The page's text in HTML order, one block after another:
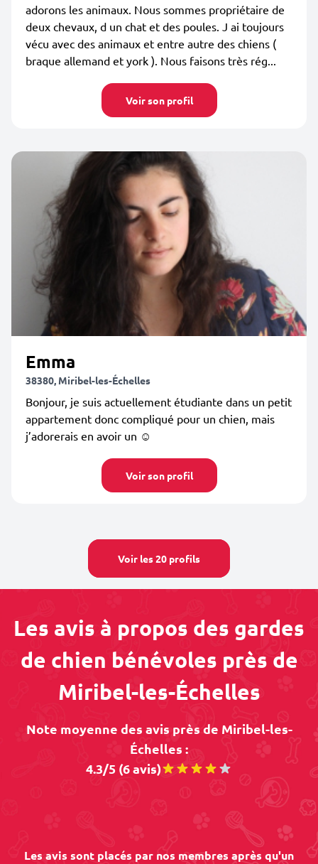
adorons les animaux. Nous sommes propriétaire de
deux chevaux, d un chat et des poules. J ai toujours
vécu avec des animaux et entre autre des chiens (
braque allemand et york ). Nous faisons très rég...
Voir son profil
Emma
38380, Miribel-les-Échelles
Bonjour, je suis actuellement étudiante dans un petit
appartement donc compliqué pour un chien, mais
j’adorerais en avoir un ☺️
Voir son profil
Voir les 20 profils
Les avis à propos des gardes
de chien bénévoles près de
Miribel-les-Échelles
Note moyenne des avis près de Miribel-les-
Échelles :
4.3/5 (6 avis)
Les avis sont placés par nos membres après qu'un